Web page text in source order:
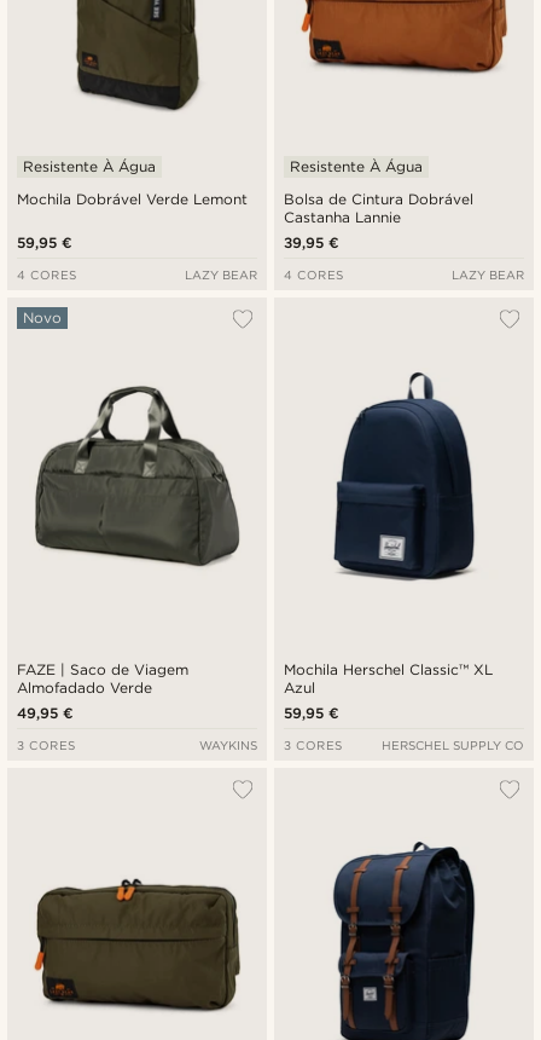
Mochila Dobrável Verde Lemont
Resistente À Água
59,95 €
4 CORES LAZY BEAR
Bolsa de Cintura Dobrável
Castanha Lannie
Resistente À Água
39,95 €
4 CORES LAZY BEAR
FAZE | Saco de Viagem
Almofadado Verde
Novo
49,95 €
3 CORES WAYKINS
Mochila Herschel Classic™ XL
Azul
59,95 €
3 CORES HERSCHEL SUPPLY CO